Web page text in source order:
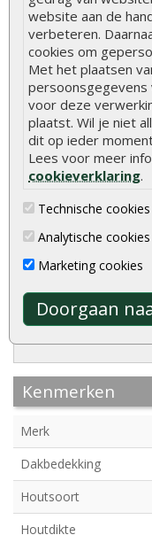
website aan de
verbeteren.
cookies om
Met het plaatsen
voor deze
plaatst. Wil je niet
dit op ieder
Lees voor meer
cookieverklaring.
Technische cookies
Analytische cookies
Marketing cookies
Doorgaan
1x
Blokhut Perlund
300 + 80 cm groen
geïmpregneerd
+€ 310,00
1xBlokhut Perlund
300 + 80 cm honinggeel
geïmpregneerd
1x
Kenmerken
Merk
Dakbedekking
Houtsoort
Houtdikte